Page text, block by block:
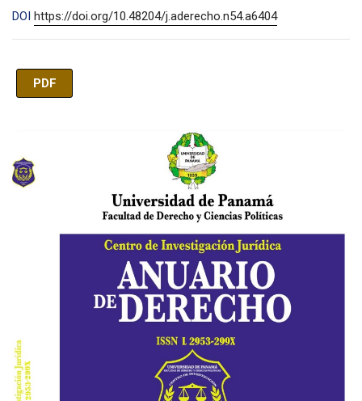
DOI https://doi.org/10.48204/j.aderecho.n54.a6404
PDF
Imagen de portada